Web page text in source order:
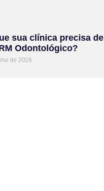
sua clínica precisa de
Odontológico?
de 2026